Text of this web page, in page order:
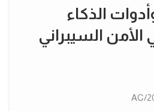
الذكاء
السيبراني